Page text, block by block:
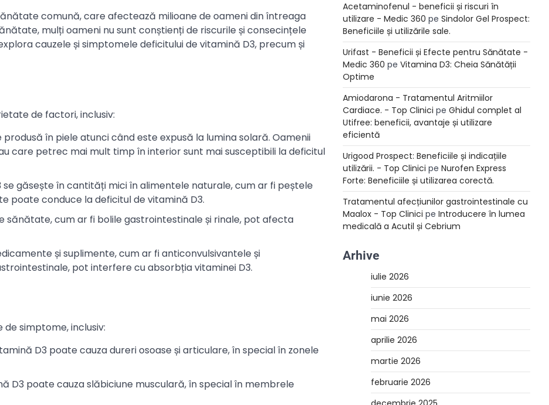
comună, care afectează milioane de oameni din întreaga
mulți oameni nu sunt conștienți de riscurile și consecințele
cauzele și simptomele deficitului de vitamină D3, precum și
de factori, inclusiv:
produsă în piele atunci când este expusă la lumina solară. Oamenii
care petrec mai mult timp în interior sunt mai susceptibili la deficitul
se găsește în cantități mici în alimentele naturale, cum ar fi peștele
poate conduce la deficitul de vitamină D3.
sănătate, cum ar fi bolile gastrointestinale și rinale, pot afecta
și suplimente, cum ar fi anticonvulsivantele și
pot interfere cu absorbția vitaminei D3.
simptome, inclusiv:
D3 poate cauza dureri osoase și articulare, în special în zonele
D3 poate cauza slăbiciune musculară, în special în membrele
Acetaminofenul - beneficii și riscuri în
utilizare - Medic 360 pe Sindolor Gel Prospect:
Beneficiile și utilizările sale.
Urifast - Beneficii și Efecte pentru Sănătate -
Medic 360 pe Vitamina D3: Cheia Sănătății
Optime
Amiodarona - Tratamentul Aritmiilor
Cardiace. - Top Clinici pe Ghidul complet al
Utifree: beneficii, avantaje și utilizare
eficientă
Urigood Prospect: Beneficiile și indicațiile
utilizării. - Top Clinici pe Nurofen Express
Forte: Beneficiile și utilizarea corectă.
Tratamentul afecțiunilor gastrointestinale cu
Maalox - Top Clinici pe Introducere în lumea
medicală a Acutil și Cebrium
Arhive
iulie 2026
iunie 2026
mai 2026
aprilie 2026
martie 2026
februarie 2026